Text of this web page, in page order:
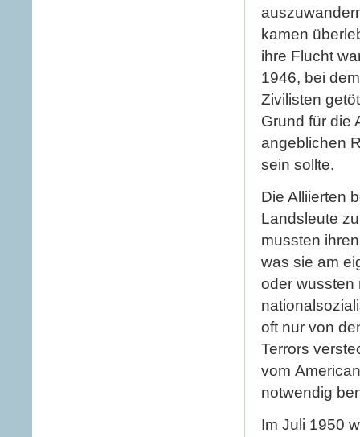
kamen
ihre Flucht
1946, bei
Zivilisten
Grund für die
angeblichen
sein sollte.
Die Alliierten
Landsleute
mussten
was sie am
oder wussten
oft nur von
Terrors
vom
notwendig
Im Juli 1950